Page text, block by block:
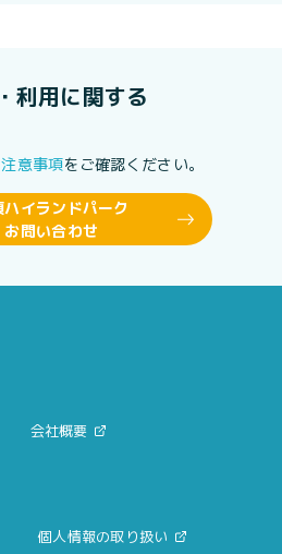
利用に関する
意事項をご確認ください。
ハイランドパーク
お問い合わせ
会社概要
個人情報の取り扱い